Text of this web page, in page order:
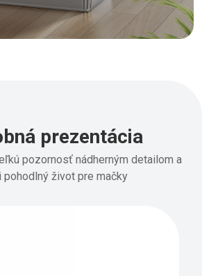
prezentácia
pozornosť nádherným detailom a
pohodlný život pre mačky